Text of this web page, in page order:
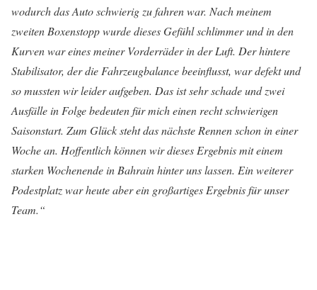
wodurch das Auto schwierig zu fahren war. Nach meinem
zweiten Boxenstopp wurde dieses Gefühl schlimmer und in den
Kurven war eines meiner Vorderräder in der Luft. Der hintere
Stabilisator, der die Fahrzeugbalance beeinflusst, war defekt und
so mussten wir leider aufgeben. Das ist sehr schade und zwei
Ausfälle in Folge bedeuten für mich einen recht schwierigen
Saisonstart. Zum Glück steht das nächste Rennen schon in einer
Woche an. Hoffentlich können wir dieses Ergebnis mit einem
starken Wochenende in Bahrain hinter uns lassen. Ein weiterer
Podestplatz war heute aber ein großartiges Ergebnis für unser
Team.“